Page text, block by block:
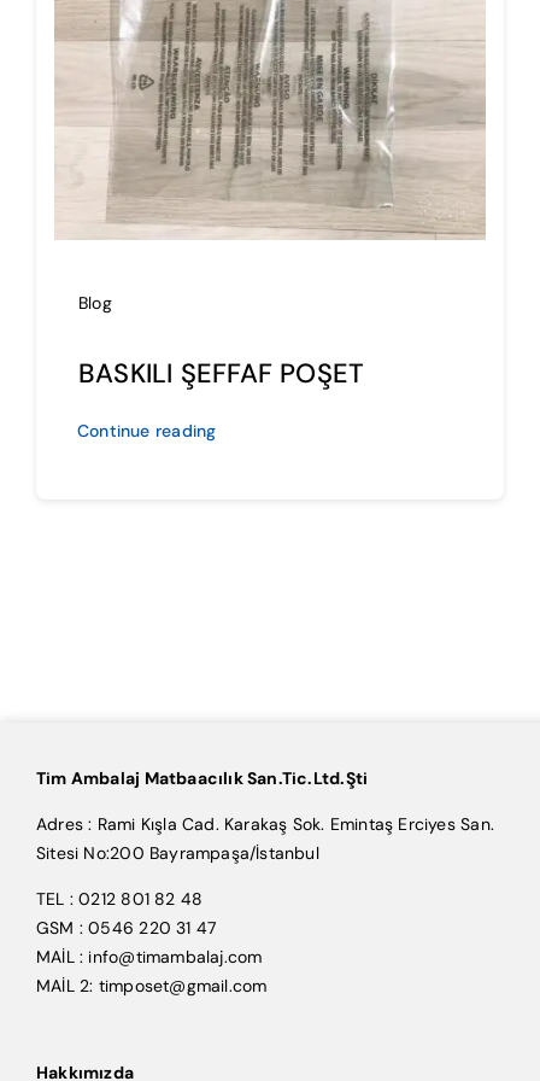
İmalat
Blog
BASKILI ŞEFFAF POŞET
Continue reading
Tim Ambalaj Matbaacılık San.Tic.Ltd.Şti
Adres : Rami Kışla Cad. Karakaş Sok. Emintaş Erciyes San.
Sitesi No:200 Bayrampaşa/İstanbul
TEL : 0212 801 82 48
GSM : 0546 220 31 47
MAİL : info@timambalaj.com
MAİL 2: timposet@gmail.com
Hakkımızda